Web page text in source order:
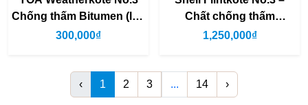
Chống thấm Bitumen (lon
3.5Lkg)
300,000₫
Chất chống thấm
bitumen
1,250,000₫
‹ 1 2 3 ... 14 ›